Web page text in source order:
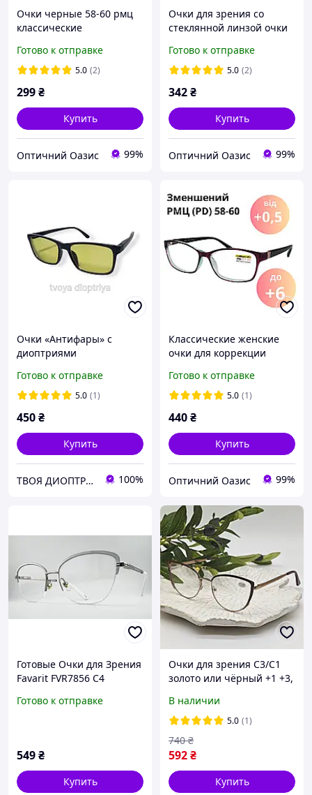
Очки черные 58-60 рмц
классические
коррекции дужки флекс
Черные PD 58-60
Готово к отправке
5.0 (2)
299₴
Купить
Оптичний Оазис 99%
Очки для зрения со
стеклянной линзой очки
универсальная оправа
Украина МИНУСОВЫЕ
Готово к отправке
5.0 (2)
342₴
Купить
Оптичний Оазис 99%
Очки «Антифары» с
диоптриями
Готово к отправке
5.0 (1)
450₴
Купить
ТВОЯ ДИОПТРИЯ 100%
Классические женские
очки для коррекции
плюс+. Пластиковые.
Уменьшенное
расстояние РМЦ(PD) 58-60
Готово к отправке
5.0 (1)
440₴
Купить
Оптичний Оазис 99%
Готовые Очки для Зрения
Favarit FVR7856 C4
Антибликом и Флексами
Готово к отправке
549₴
Купить
Очки для зрения C3/C1
золото или чёрный +1 +3,
компьютерные,
металлическая оправа
В наличии
5.0 (1)
592₴
740 ₴
Купить